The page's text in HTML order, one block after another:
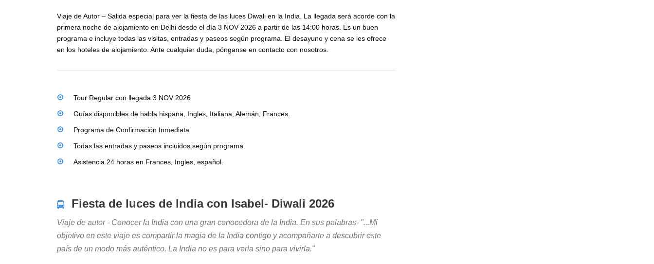
Viaje de Autor – Salida especial para ver la fiesta de las luces Diwali en la India. La llegada será acorde con la
primera noche de alojamiento en Delhi desde el día 3 NOV 2026 a partir de las 14:00 horas. Es un buen
programa e incluye todas las visitas, entradas y paseos según programa. El desayuno y cena se les ofrece
en los hoteles de alojamiento. Ante cualquier duda, pónganse en contacto con nosotros.
Tour Regular con llegada 3 NOV 2026
Guías disponibles de habla hispana, Ingles, Italiana, Alemán, Frances.
Programa de Confirmación Inmediata
Todas las entradas y paseos incluidos según programa.
Asistencia 24 horas en Frances, Ingles, español.
Fiesta de luces de India con Isabel- Diwali 2026
Viaje de autor - Conocer la India con una gran conocedora de la India. En sus palabras- "...Mi
objetivo en este viaje es compartir la magia de la India contigo y acompañarte a descubrir este
país de un modo más auténtico. La India no es para verla sino para vivirla."